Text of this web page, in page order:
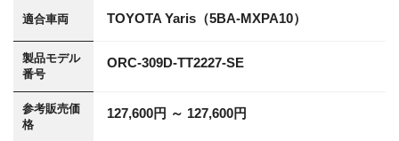
適合車両 TOYOTA Yaris（5BA-MXPA10）
製品モデル
番号
ORC-309D-TT2227-SE
参考販売価
格
127,600円 ～ 127,600円